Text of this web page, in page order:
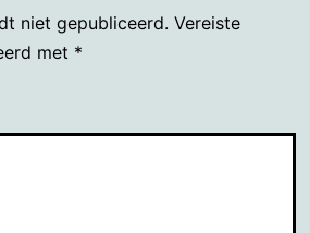
niet gepubliceerd. Vereiste
met *